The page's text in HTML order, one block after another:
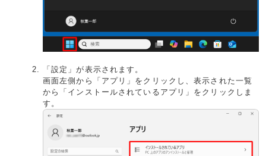
「設定」が表示されます。
画面左側から「アプリ」をクリックし、表示された一覧
から「インストールされているアプリ」をクリックしま
す。